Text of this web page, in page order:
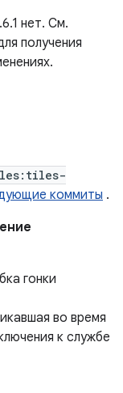
нет. См.
получения
коммиты .
гонки
во время
к службе